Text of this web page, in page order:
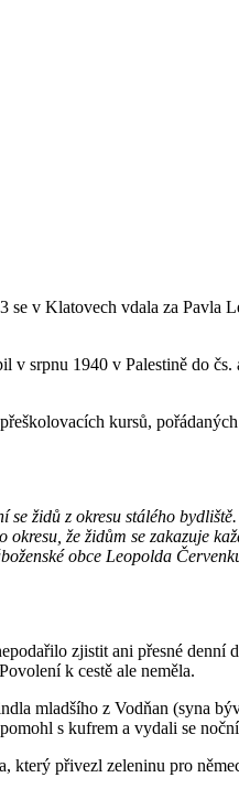
v Klatovech vdala za Pavla
srpnu 1940 v Palestině do
kursů,
židů z okresu stálého
že židům se zakazuje
obce Leopolda
zjistit ani přesné denní
k cestě ale neměla.
mladšího z Vodňan (syna
s kufrem a vydali se
který přivezl zeleninu pro